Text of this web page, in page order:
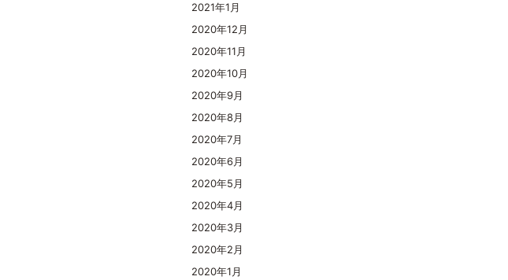
2021年1月
2020年12月
2020年11月
2020年10月
2020年9月
2020年8月
2020年7月
2020年6月
2020年5月
2020年4月
2020年3月
2020年2月
2020年1月